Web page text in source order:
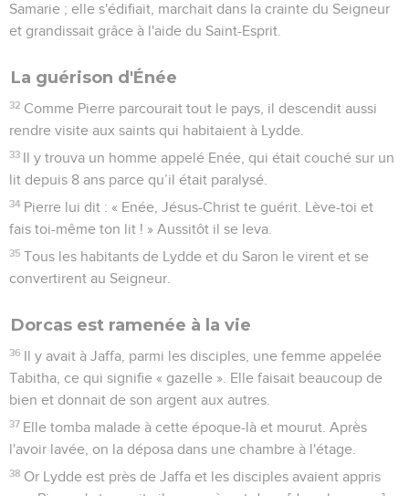
Samarie ; elle s'édifiait, marchait dans la crainte du Seigneur
et grandissait grâce à l'aide du Saint-Esprit.
La guérison d'Énée
32 Comme Pierre parcourait tout le pays, il descendit aussi
rendre visite aux saints qui habitaient à Lydde.
33 Il y trouva un homme appelé Enée, qui était couché sur un
lit depuis 8 ans parce qu’il était paralysé.
34 Pierre lui dit : « Enée, Jésus-Christ te guérit. Lève-toi et
fais toi-même ton lit ! » Aussitôt il se leva.
35 Tous les habitants de Lydde et du Saron le virent et se
convertirent au Seigneur.
Dorcas est ramenée à la vie
36 Il y avait à Jaffa, parmi les disciples, une femme appelée
Tabitha, ce qui signifie « gazelle ». Elle faisait beaucoup de
bien et donnait de son argent aux autres.
37 Elle tomba malade à cette époque-là et mourut. Après
l'avoir lavée, on la déposa dans une chambre à l'étage.
38 Or Lydde est près de Jaffa et les disciples avaient appris